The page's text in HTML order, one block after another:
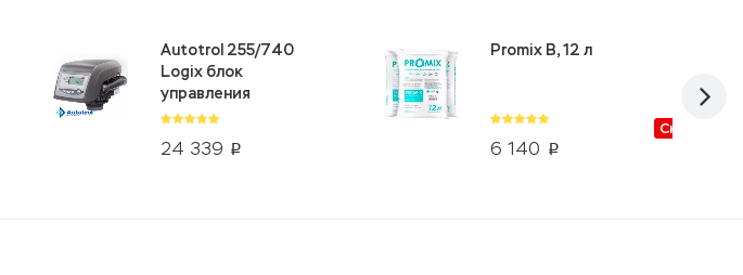
24 339 p
Autotrol 255/740
Logix блок
управления
6 140 p
Promix B, 12 л
Скидки от